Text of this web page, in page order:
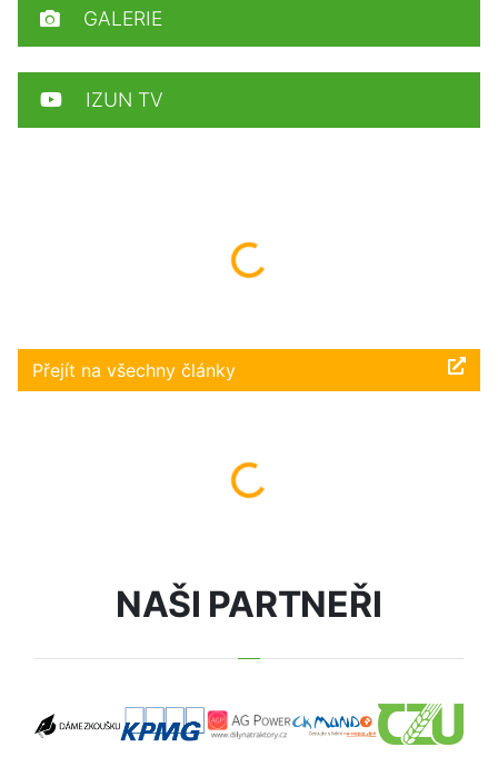
Načítám...
Přejít na všechny články
Načítám...
GALERIE
IZUN TV
NAŠI PARTNEŘI